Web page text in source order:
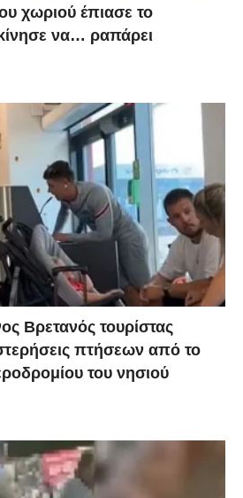
χωριού έπιασε το
να… ραπάρει
Βρετανός τουρίστας
πτήσεων από το
του νησιού